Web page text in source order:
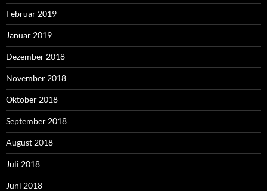
Februar 2019
Januar 2019
Dezember 2018
November 2018
Oktober 2018
September 2018
August 2018
Juli 2018
Juni 2018